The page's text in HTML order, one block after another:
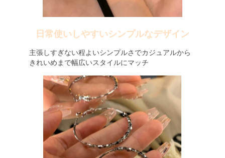
日常使いしやすいシンプルなデザイン
主張しすぎない程よいシンプルさでカジュアルから
きれいめまで幅広いスタイルにマッチ